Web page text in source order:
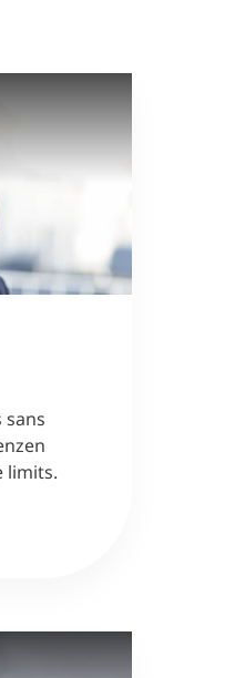
sans
limits.